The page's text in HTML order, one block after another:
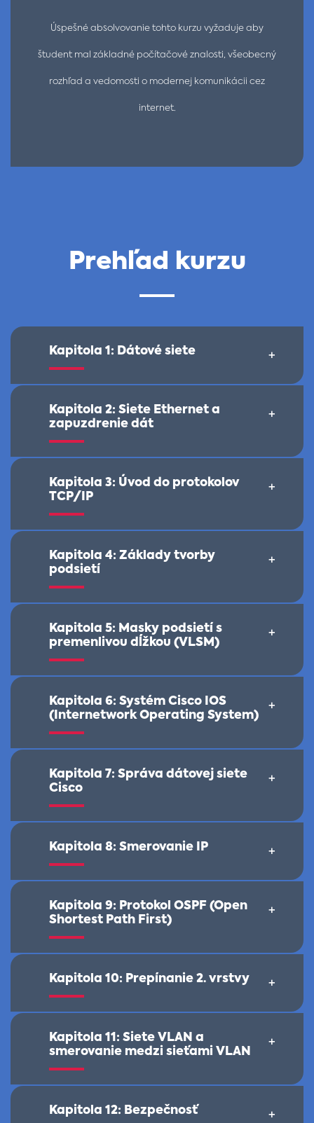
Úspešné absolvovanie tohto kurzu vyžaduje aby
študent mal základné počítačové znalosti, všeobecný
rozhľad a vedomosti o modernej komunikácii cez
internet.
Prehľad kurzu
Kapitola 1: Dátové siete +
Kapitola 2: Siete Ethernet a
zapuzdrenie dát
+
Kapitola 3: Úvod do protokolov
TCP/IP
+
Kapitola 4: Základy tvorby
podsietí
+
Kapitola 5: Masky podsietí s
premenlivou dĺžkou (VLSM)
+
Kapitola 6: Systém Cisco IOS
(Internetwork Operating System)
+
Kapitola 7: Správa dátovej siete
Cisco
+
Kapitola 8: Smerovanie IP +
Kapitola 9: Protokol OSPF (Open
Shortest Path First)
+
Kapitola 10: Prepínanie 2. vrstvy +
Kapitola 11: Siete VLAN a
smerovanie medzi sieťami VLAN
+
Kapitola 12: Bezpečnosť +